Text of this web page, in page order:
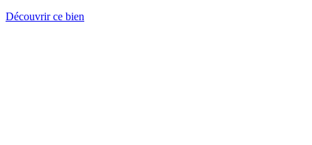
Découvrir ce bien